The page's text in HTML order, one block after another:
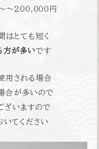
〜200,000円
はとても短く
方が多いです
用される場合
合が多いので
ざいますので
いてください